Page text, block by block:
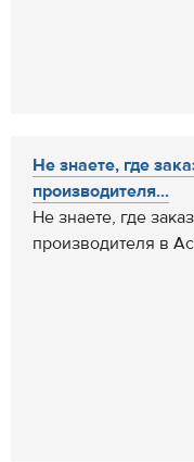
Не знаете, где
производителя...
Не знаете, где
производителя в